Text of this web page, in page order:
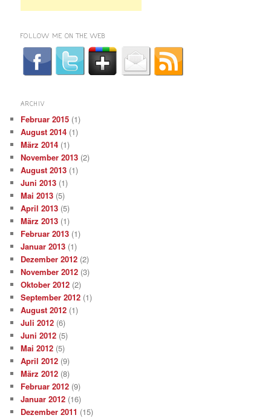
FOLLOW ME ON THE WEB
ARCHIV
Februar 2015 (1)
August 2014 (1)
März 2014 (1)
November 2013 (2)
August 2013 (1)
Juni 2013 (1)
Mai 2013 (5)
April 2013 (5)
März 2013 (1)
Februar 2013 (1)
Januar 2013 (1)
Dezember 2012 (2)
November 2012 (3)
Oktober 2012 (2)
September 2012 (1)
August 2012 (1)
Juli 2012 (6)
Juni 2012 (5)
Mai 2012 (5)
April 2012 (9)
März 2012 (8)
Februar 2012 (9)
Januar 2012 (16)
Dezember 2011 (15)